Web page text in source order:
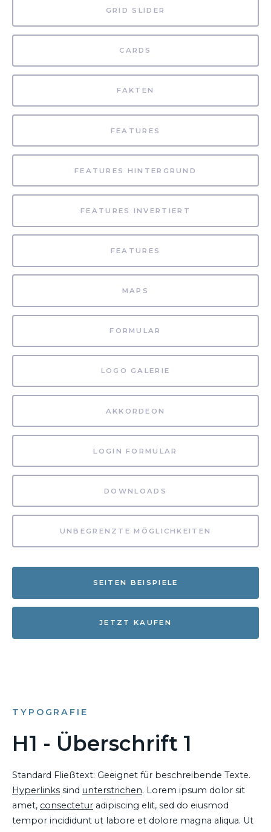
GRID SLIDER
CARDS
FAKTEN
FEATURES
FEATURES HINTERGRUND
FEATURES INVERTIERT
FEATURES
MAPS
FORMULAR
LOGO GALERIE
AKKORDEON
LOGIN FORMULAR
DOWNLOADS
UNBEGRENZTE MÖGLICHKEITEN
SEITEN BEISPIELE
JETZT KAUFEN
TYPOGRAFIE
H1 - Überschrift 1
Standard Fließtext: Geeignet für beschreibende Texte.
Hyperlinks sind unterstrichen. Lorem ipsum dolor sit
amet, consectetur adipiscing elit, sed do eiusmod
tempor incididunt ut labore et dolore magna aliqua. Ut